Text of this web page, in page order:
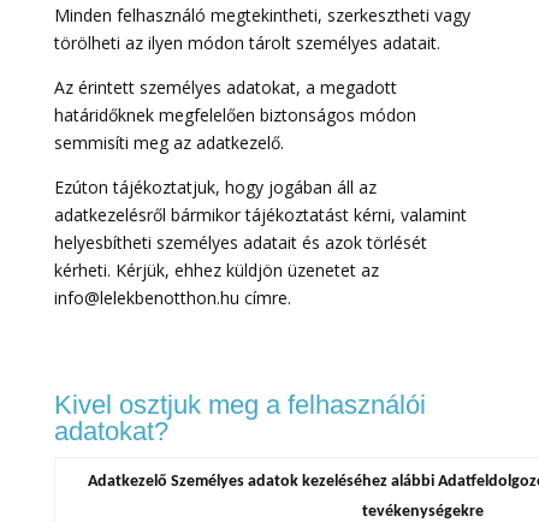
Minden felhasználó megtekintheti, szerkesztheti vagy
törölheti az ilyen módon tárolt személyes adatait.
Az érintett személyes adatokat, a megadott
határidőknek megfelelően biztonságos módon
semmisíti meg az adatkezelő.
Ezúton tájékoztatjuk, hogy jogában áll az
adatkezelésről bármikor tájékoztatást kérni, valamint
helyesbítheti személyes adatait és azok törlését
kérheti. Kérjük, ehhez küldjön üzenetet az
info@lelekbenotthon.hu címre.
Kivel osztjuk meg a felhasználói
adatokat?
Adatkezelő Személyes adatok kezeléséhez alábbi
tevékenységekre